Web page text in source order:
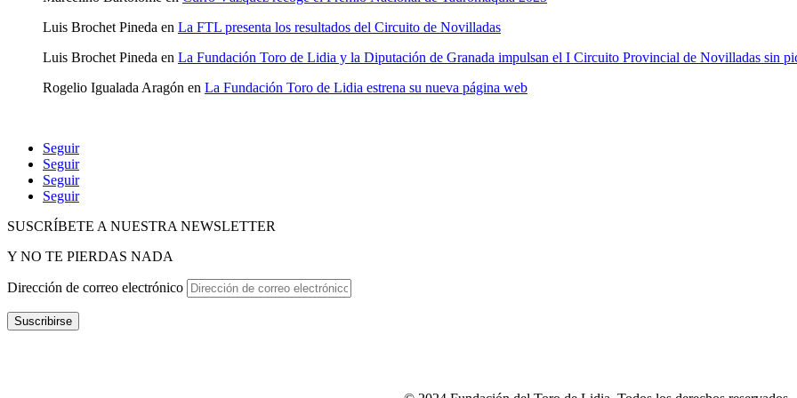
Luis Brochet Pineda en La FTL presenta los resultados del Circuito de Novilladas
Luis Brochet Pineda en La Fundación Toro de Lidia y la Diputación de Granada impulsan el I Circuito Provincial de Novilladas sin
Rogelio Igualada Aragón en La Fundación Toro de Lidia estrena su nueva página web
Seguir
Seguir
Seguir
Seguir
SUSCRÍBETE A NUESTRA NEWSLETTER
Y NO TE PIERDAS NADA
Dirección de correo electrónico
Suscribirse